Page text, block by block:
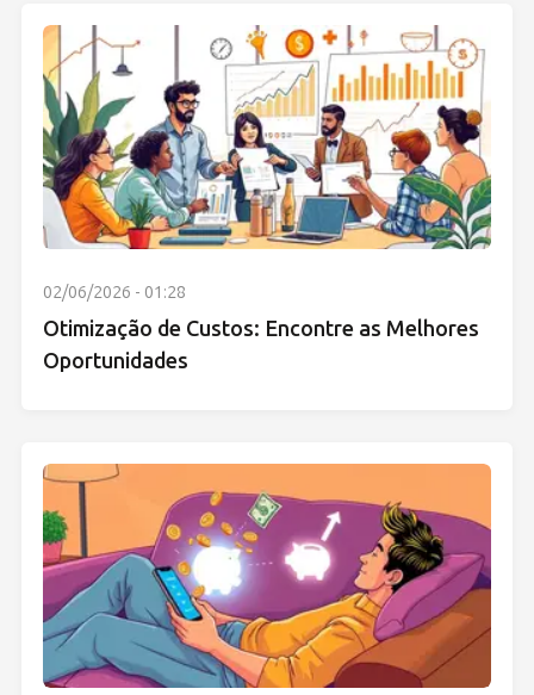
02/06/2026 - 01:28
Otimização de Custos: Encontre as Melhores
Oportunidades